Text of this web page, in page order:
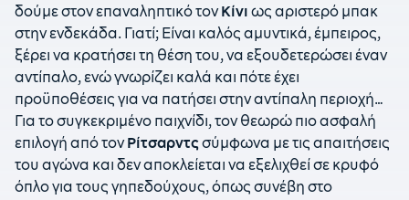
δούμε στον επαναληπτικό τονΚίνι ως αριστερό μπακ
στην ενδεκάδα. Γιατί; Είναι καλός αμυντικά, έμπειρος,
ξέρει να κρατήσει τη θέση του, να εξουδετερώσει έναν
αντίπαλο, ενώ γνωρίζει καλά και πότε έχει
προϋποθέσεις για να πατήσει στην αντίπαλη περιοχή…
Για το συγκεκριμένο παιχνίδι, τον θεωρώ πιο ασφαλή
επιλογή από τονΡίτσαρντςσύμφωνα με τις απαιτήσεις
του αγώνα και δεν αποκλείεται να εξελιχθεί σε κρυφό
όπλο για τους γηπεδούχους, όπως συνέβη στο